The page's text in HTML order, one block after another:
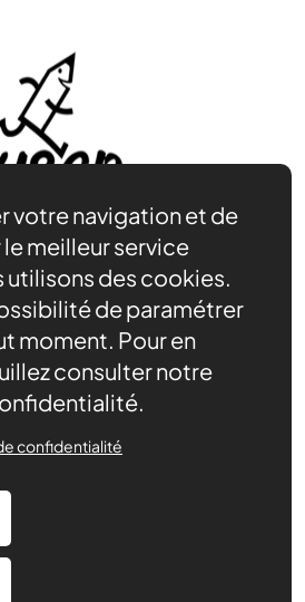
votre navigation et de
meilleur service
utilisons des cookies.
de paramétrer
moment. Pour en
consulter notre
confidentialité